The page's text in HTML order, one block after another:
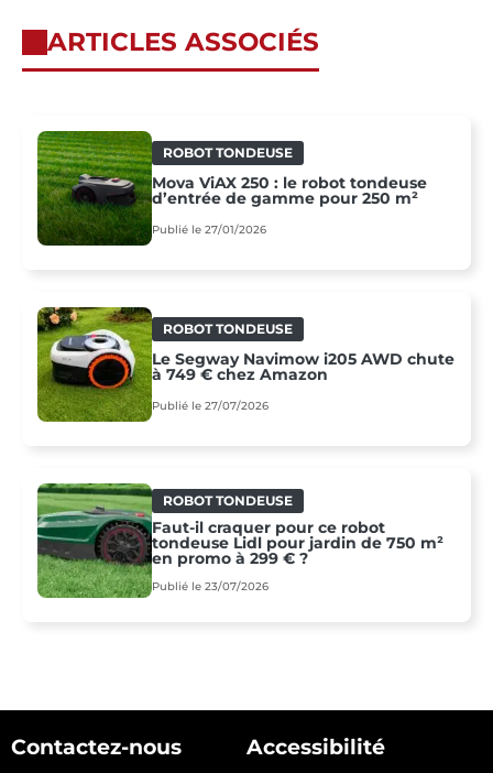
ARTICLES ASSOCIÉS
ROBOT TONDEUSE
Mova ViAX 250 : le robot tondeuse
d’entrée de gamme pour 250 m²
Publié le 27/01/2026
ROBOT TONDEUSE
Le Segway Navimow i205 AWD chute
à 749 € chez Amazon
Publié le 27/07/2026
ROBOT TONDEUSE
Faut-il craquer pour ce robot
tondeuse Lidl pour jardin de 750 m²
en promo à 299 € ?
Publié le 23/07/2026
Contactez-nous Accessibilité